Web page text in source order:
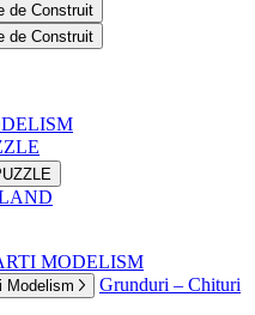
de Construit
de Construit
MODELISM
Modelism
Grunduri – Chituri